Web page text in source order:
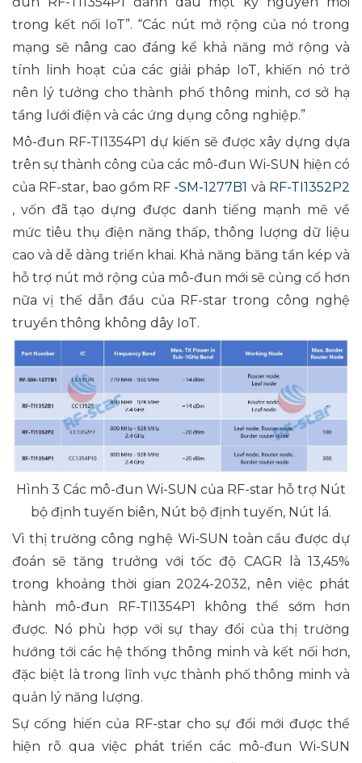
trong kết nối IoT”. “Các nút mở rộng của nó trong
mạng sẽ nâng cao đáng kể khả năng mở rộng và
tính linh hoạt của các giải pháp IoT, khiến nó trở
nên lý tưởng cho thành phố thông minh, cơ sở hạ
tầng lưới điện và các ứng dụng công nghiệp.”
Mô-đun RF-TI1354P1 dự kiến ​​sẽ được xây dựng dựa
trên sự thành công của các mô-đun Wi-SUN hiện có
của RF-star, bao gồm RF -SM-1277B1 và ​​RF-TI1352P2
, vốn đã tạo dựng được danh tiếng mạnh mẽ về
mức tiêu thụ điện năng thấp, thông lượng dữ liệu
cao và dễ dàng triển khai. Khả năng băng tần kép và
hỗ trợ nút mở rộng của mô-đun mới sẽ củng cố hơn
nữa vị thế dẫn đầu của RF-star trong công nghệ
truyền thông không dây IoT.
Hình 3 Các mô-đun Wi-SUN của RF-star hỗ trợ Nút
bộ định tuyến biên, Nút bộ định tuyến, Nút lá.
Vì thị trường công nghệ Wi-SUN toàn cầu được dự
đoán sẽ tăng trưởng với tốc độ CAGR là 13,45%
trong khoảng thời gian 2024-2032, nên việc phát
hành mô-đun RF-TI1354P1 không thể sớm hơn
được. Nó phù hợp với sự thay đổi của thị trường
hướng tới các hệ thống thông minh và kết nối hơn,
đặc biệt là trong lĩnh vực thành phố thông minh và
quản lý năng lượng.
Sự cống hiến của RF-star cho sự đổi mới được thể
hiện rõ qua việc phát triển các mô-đun Wi-SUN